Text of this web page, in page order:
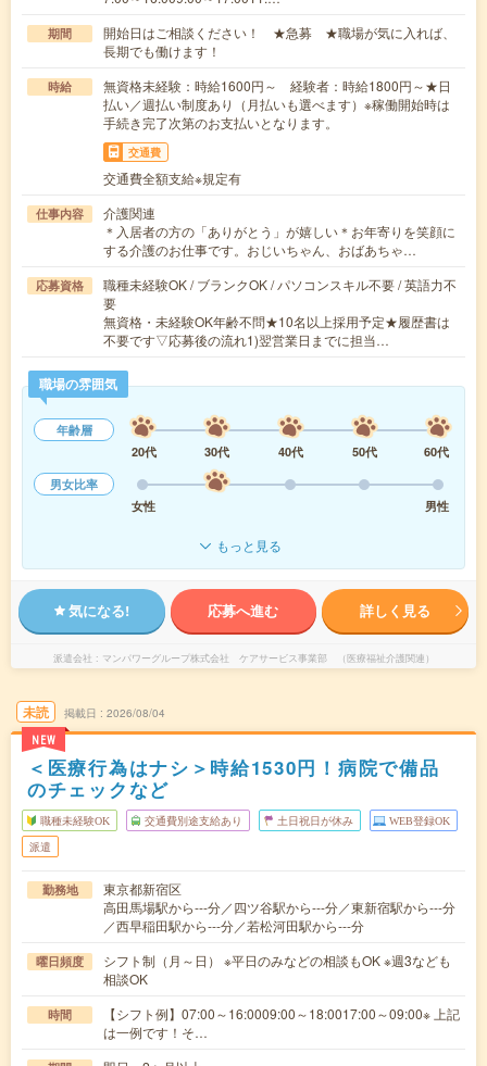
期間
開始日はご相談ください！ ★急募 ★職場が気に入れば、
長期でも働けます！
時給
無資格未経験：時給1600円～ 経験者：時給1800円～★日
払い／週払い制度あり（月払いも選べます）※稼働開始時は
手続き完了次第のお支払いとなります。
交通費
交通費全額支給※規定有
仕事内容
介護関連
＊入居者の方の「ありがとう」が嬉しい＊お年寄りを笑顔に
する介護のお仕事です。おじいちゃん、おばあちゃ…
応募資格
職種未経験OK / ブランクOK / パソコンスキル不要 / 英語力不
要
無資格・未経験OK年齢不問★10名以上採用予定★履歴書は
不要です▽応募後の流れ1)翌営業日までに担当…
職場の雰囲気
年齢層
20代
30代 40代 50代
60代
男女比率
女性
男性
もっと見る
気になる! 応募へ進む 詳しく見る
派遣会社 マンパワーグループ株式会社 ケアサービス事業部 （医療福祉介護関連）
未読
NEW
掲載日 2026/08/04
＜医療行為はナシ＞時給1530円！病院で備品
のチェックなど
職種未経験OK 交通費別途支給あり 土日祝日が休み WEB登録OK
派遣
勤務地
東京都新宿区
高田馬場駅から---分／四ツ谷駅から---分／東新宿駅から---分
／西早稲田駅から---分／若松河田駅から---分
曜日頻度
シフト制（月～日） ※平日のみなどの相談もOK ※週3なども
相談OK
時間
【シフト例】07:00～16:0009:00～18:0017:00～09:00※ 上記
は一例です！そ…